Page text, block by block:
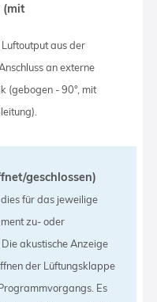
(mit
aus der
an externe
(gebogen - 90°, mit
geschlossen)
dies für das jeweilige
zu- oder
akustische Anzeige
der Lüftungsklappe
Es